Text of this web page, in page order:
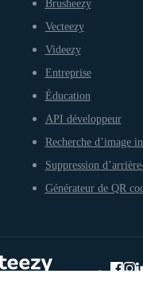
Brusheezy
Vecteezy
Videezy
Entreprise
Éducation
API développeur
Recherche d’image
Suppression
Générateur de QR